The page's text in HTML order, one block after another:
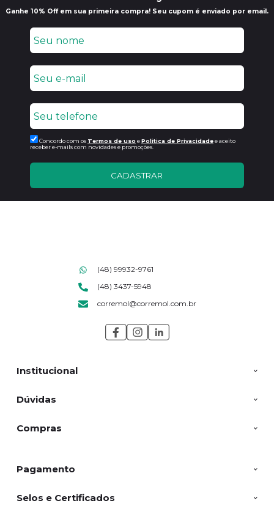
Ganhe 10% Off em sua primeira compra! Seu cupom é enviado por email.
Concordo com os Termos de uso ePolitica de Privacidadee aceito
receber e-mails com novidades e promoções.
CADASTRAR
Institucional
Dúvidas
Compras
(48) 99932-9761
(48) 3437-5948
corremol@corremol.com.br
Pagamento
Selos e Certificados